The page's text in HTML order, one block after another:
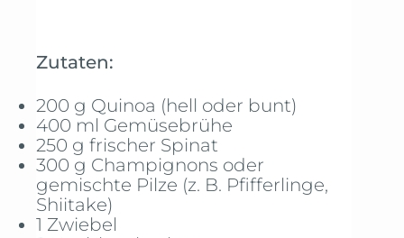
Zutaten:
200 g Quinoa (hell oder bunt)
400 ml Gemüsebrühe
250 g frischer Spinat
300 g Champignons oder
gemischte Pilze (z. B. Pfifferlinge,
Shiitake)
1 Zwiebel